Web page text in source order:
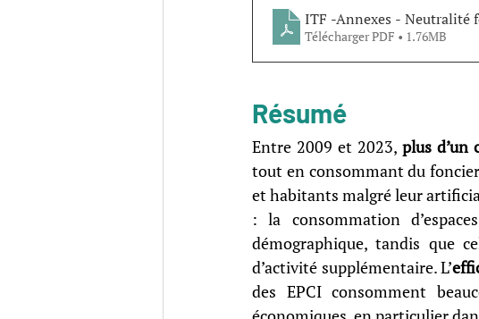
ITF -Annexes - Neutralité
Télécharger PDF • 1.76MB
Résumé
Entre 2009 et 2023, plus d’un
tout en consommant du
et habitants malgré leur
: la consommation
démographique, tandis que
d’activité supplémentaire. L’
des EPCI consomment